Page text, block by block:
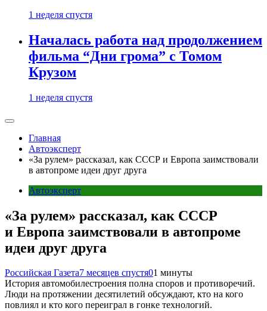
1 неделя спустя
Началась работа над продолжением
фильма “Дни грома” с Томом
Крузом
1 неделя спустя
Главная
Автоэксперт
«За рулем» рассказал, как СССР и Европа заимствовали
в автопроме идеи друг друга
Автоэксперт
«За рулем» рассказал, как СССР
и Европа заимствовали в автопроме
идеи друг друга
Российская Газета7 месяцев спустя01 минуты
История автомобилестроения полна споров и противоречий.
Люди на протяжении десятилетий обсуждают, кто на кого
повлиял и кто кого переиграл в гонке технологий.